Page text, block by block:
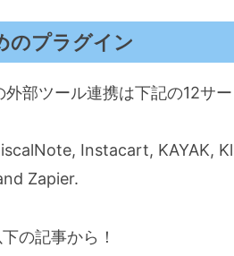
のプラグイン
部ツール連携は下記の12サ
Instacart, KAYAK,
Zapier.
の記事から！